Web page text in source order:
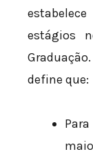
estágios
define que: